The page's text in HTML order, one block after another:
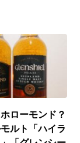
ローモンド？
ルト「ハイラ